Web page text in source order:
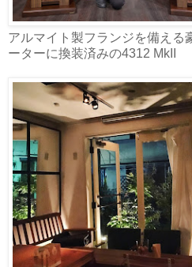
アルマイト製フランジを備える
ーターに換装済みの4312 MkII